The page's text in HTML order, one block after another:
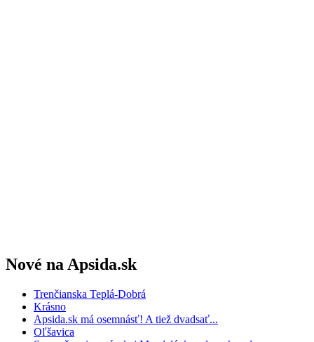
Nové na Apsida.sk
Trenčianska Teplá-Dobrá
Krásno
Apsida.sk má osemnásť! A tiež dvadsať...
Oľšavica